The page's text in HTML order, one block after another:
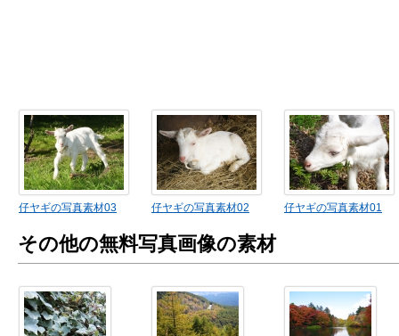
仔ヤギの写真素材03 仔ヤギの写真素材02 仔ヤギの写真素材01
その他の無料写真画像の素材